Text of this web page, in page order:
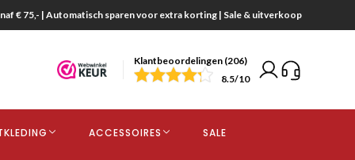
€ 75,- | Automatisch sparen voor extra korting | Sale & uitverkoop
Klantbeoordelingen (206)
8.5/10
ACCESSOIRES SALE